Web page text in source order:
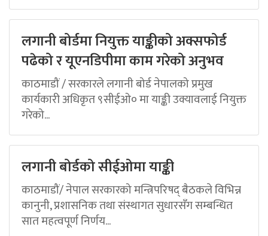
लगानी बोर्डमा नियुक्त याङ्कीको अक्सफोर्ड
पढेको र यूएनडिपीमा काम गरेको अनुभव
काठमाडौं / सरकारले लगानी बोर्ड नेपालको प्रमुख
कार्यकारी अधिकृत ९सीईओ० मा याङ्की उक्यावलाई नियुक्त
गरेको...
लगानी बोर्डको सीईओमा याङ्की
काठमाडौं/ नेपाल सरकारको मन्त्रिपरिषद् बैठकले विभिन्न
कानुनी, प्रशासनिक तथा संस्थागत सुधारसँग सम्बन्धित
सात महत्वपूर्ण निर्णय...